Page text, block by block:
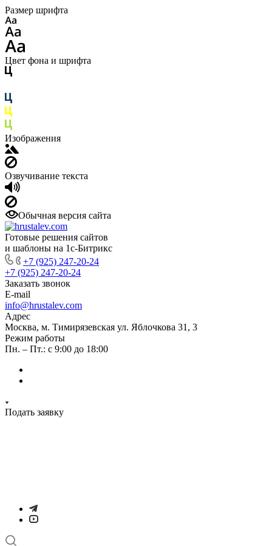
Размер шрифта
Цвет фона и шрифта
Изображения
Озвучивание текста
Обычная версия сайта
Готовые решения сайтов
и шаблоны на 1с-Битрикс
+7 (925) 247-20-24
+7 (925) 247-20-24
Заказать звонок
E-mail
info@hrustalev.com
Адрес
Москва, м. Тимирязевская ул. Яблочкова 31, 3
Режим работы
Пн. – Пт.: с 9:00 до 18:00
Подать заявку